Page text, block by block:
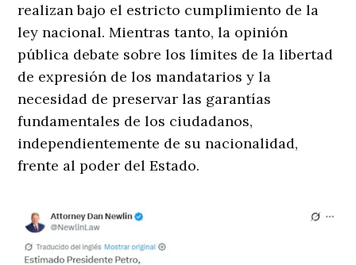
realizan bajo el estricto cumplimiento de la
ley nacional. Mientras tanto, la opinión
pública debate sobre los límites de la libertad
de expresión de los mandatarios y la
necesidad de preservar las garantías
fundamentales de los ciudadanos,
independientemente de su nacionalidad,
frente al poder del Estado.